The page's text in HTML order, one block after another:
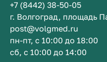
+7 (8442) 38-50-05
г. Волгоград, площадь
post@volgmed.ru
пн-пт, с 10:00 до 18:00
сб, с 10:00 до 14:00